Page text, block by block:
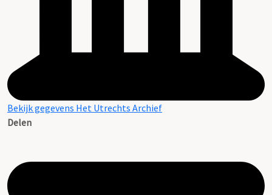
Bekijk gegevens Het Utrechts Archief
Delen